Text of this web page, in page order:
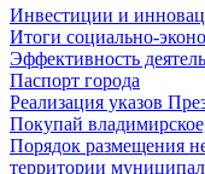
Инвестиции и
Итоги социально-
Эффективность
Паспорт города
Реализация указов
Покупай
Порядок размещения
территории